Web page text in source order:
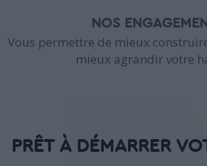
NOS
Vous permettre de mieux
mieux agrandir votre
PRÊT À DÉMARRER